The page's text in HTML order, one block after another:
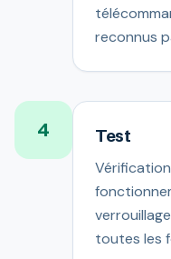
reconnus
4 Test
toutes les